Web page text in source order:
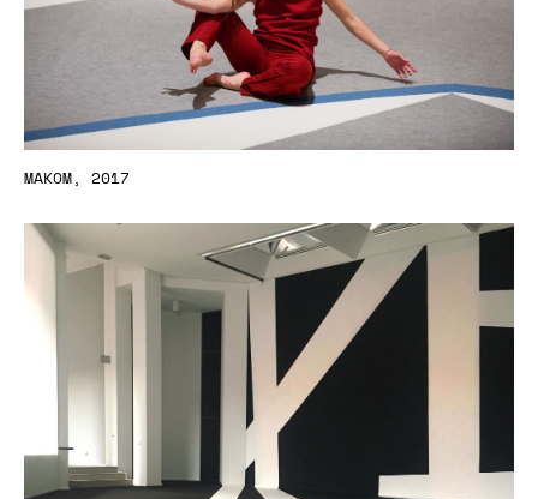
MAKOM, 2017